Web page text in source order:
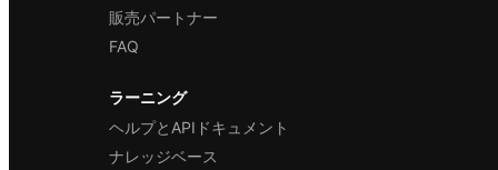
販売パートナー
FAQ
ラーニング
ヘルプとAPIドキュメント
ナレッジベース